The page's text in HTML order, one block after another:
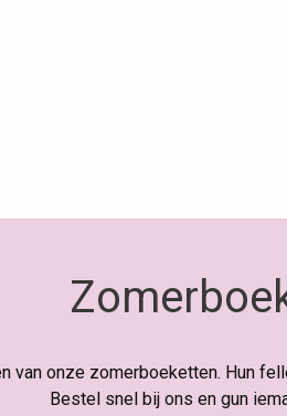
van onze zomerboeketten. Hun
Bestel snel bij ons en gun